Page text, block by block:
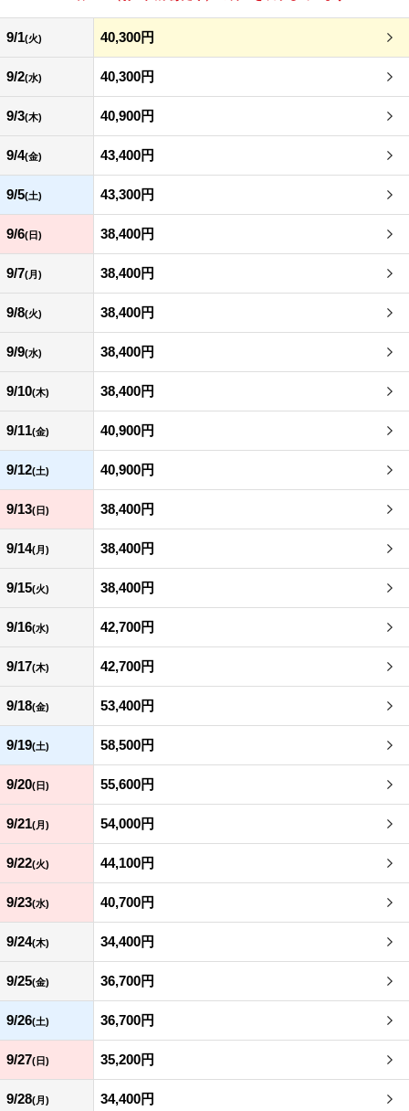
9/1(火) 40,300円
9/2(水) 40,300円
9/3(木) 40,900円
9/4(金) 43,400円
9/5(土) 43,300円
9/6(日) 38,400円
9/7(月) 38,400円
9/8(火) 38,400円
9/9(水) 38,400円
9/10(木) 38,400円
9/11(金) 40,900円
9/12(土) 40,900円
9/13(日) 38,400円
9/14(月) 38,400円
9/15(火) 38,400円
9/16(水) 42,700円
9/17(木) 42,700円
9/18(金) 53,400円
9/19(土) 58,500円
9/20(日) 55,600円
9/21(月) 54,000円
9/22(火) 44,100円
9/23(水) 40,700円
9/24(木) 34,400円
9/25(金) 36,700円
9/26(土) 36,700円
9/27(日) 35,200円
9/28(月) 34,400円